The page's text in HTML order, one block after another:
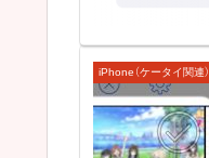
iPhone（ケータイ関連）